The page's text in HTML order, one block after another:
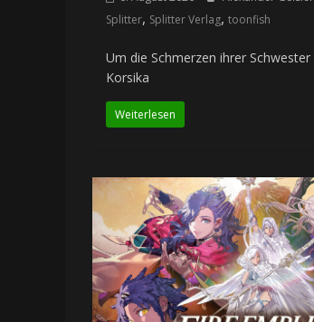
Splitter, Splitter Verlag, toonfish
Um die Schmerzen ihrer
Korsika
Weiterlesen